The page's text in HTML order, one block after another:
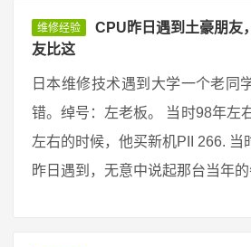
维修经验
CPU昨日遇到土豪朋友
友比这
日本维修技术遇到大学一个老同
错。绰号：左老板。 当时98年左
左右的时候，他买新机PII 266. 当
昨日遇到，无意中说起那台当年